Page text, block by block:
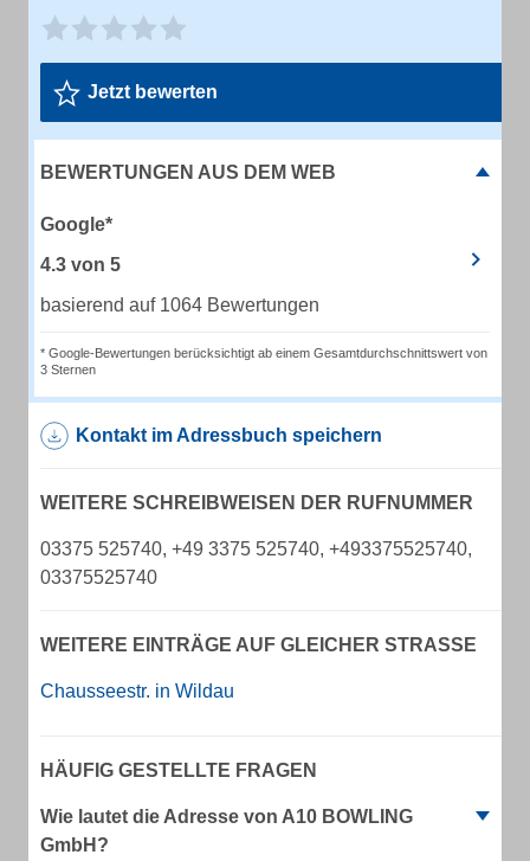
Jetzt bewerten
BEWERTUNGEN AUS DEM WEB
Google*
4.3 von 5
basierend auf 1064 Bewertungen
* Google-Bewertungen berücksichtigt ab einem Gesamtdurchschnittswert von
3 Sternen
Kontakt im Adressbuch speichern
WEITERE SCHREIBWEISEN DER RUFNUMMER
03375 525740, +49 3375 525740, +493375525740,
03375525740
WEITERE EINTRÄGE AUF GLEICHER STRASSE
Chausseestr. in Wildau
HÄUFIG GESTELLTE FRAGEN
Wie lautet die Adresse von A10 BOWLING
GmbH?